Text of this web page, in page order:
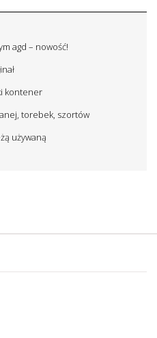
agd – nowość!
kontener
torebek, szortów
używaną